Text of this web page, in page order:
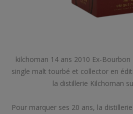
kilchoman 14 ans 2010 Ex-
single malt tourbé et collector en
la distillerie Kilchoman
Pour marquer ses 20 ans, la